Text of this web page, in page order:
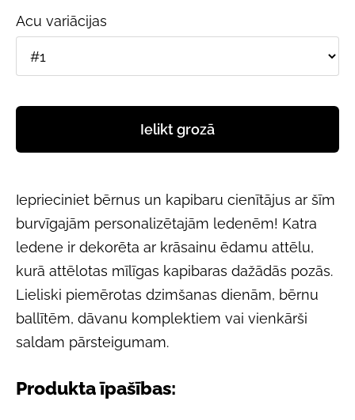
Acu variācijas
Ielikt grozā
Ieprieciniet bērnus un kapibaru cienītājus ar šīm
burvīgajām personalizētajām ledenēm! Katra
ledene ir dekorēta ar krāsainu ēdamu attēlu,
kurā attēlotas mīlīgas kapibaras dažādās pozās.
Lieliski piemērotas dzimšanas dienām, bērnu
ballītēm, dāvanu komplektiem vai vienkārši
saldam pārsteigumam.
Produkta īpašības: